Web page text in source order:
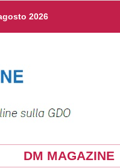
2026
DM MAGAZINE